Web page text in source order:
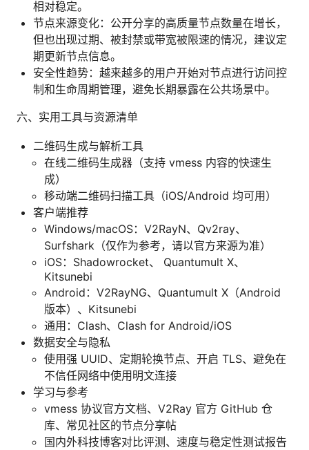
相对稳定。
节点来源变化：公开分享的高质量节点数量在增长，
但也出现过期、被封禁或带宽被限速的情况，建议定
期更新节点信息。
安全性趋势：越来越多的用户开始对节点进行访问控
制和生命周期管理，避免长期暴露在公共场景中。
六、实用工具与资源清单
二维码生成与解析工具
在线二维码生成器（支持 vmess 内容的快速生
成）
移动端二维码扫描工具（iOS/Android 均可用）
客户端推荐
Windows/macOS：V2RayN、Qv2ray、
Surfshark（仅作为参考，请以官方来源为准）
iOS：Shadowrocket、 Quantumult X、
Kitsunebi
Android：V2RayNG、Quantumult X（Android
版本）、Kitsunebi
通用：Clash、Clash for Android/iOS
数据安全与隐私
使用强 UUID、定期轮换节点、开启 TLS、避免在
不信任网络中使用明文连接
学习与参考
vmess 协议官方文档、V2Ray 官方 GitHub 仓
库、常见社区的节点分享帖
国内外科技博客对比评测、速度与稳定性测试报告